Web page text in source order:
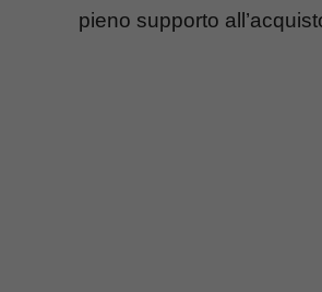
pieno supporto